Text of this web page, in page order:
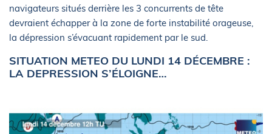
navigateurs situés derrière les 3 concurrents de tête
devraient échapper à la zone de forte instabilité orageuse,
la dépression s’évacuant rapidement par le sud.
SITUATION METEO DU LUNDI 14 DÉCEMBRE :
LA DEPRESSION S’ÉLOIGNE…